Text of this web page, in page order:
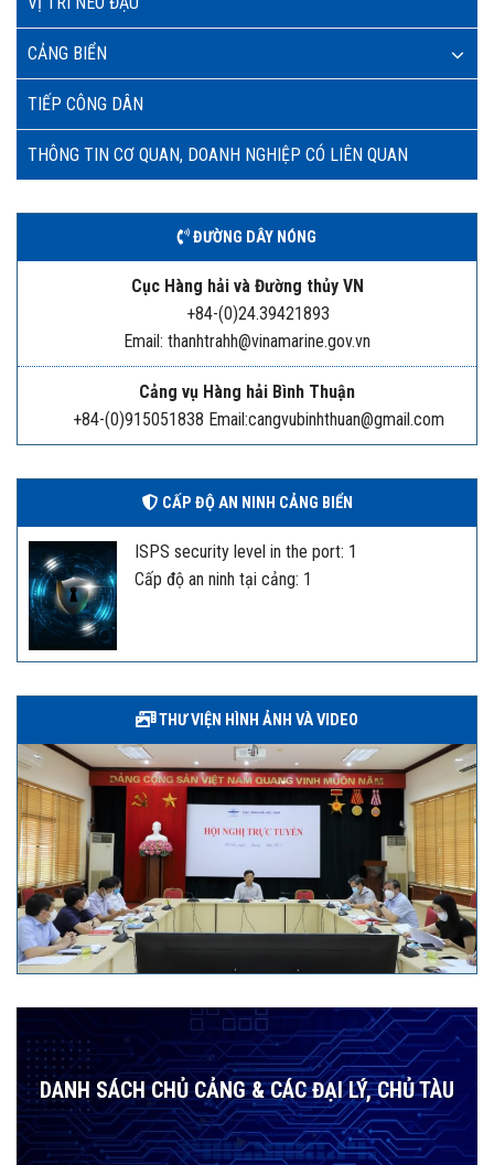
CẢNG BIỂN
TIẾP CÔNG DÂN
THÔNG TIN CƠ QUAN, DOANH NGHIỆP CÓ LIÊN QUAN
ĐƯỜNG DÂY NÓNG
Cục Hàng hải và Đường thủy VN
+84-(0)24.39421893
Email: thanhtrahh@vinamarine.gov.vn
Cảng vụ Hàng hải Bình Thuận
+84-(0)915051838 Email:cangvubinhthuan@gmail.com
CẤP ĐỘ AN NINH CẢNG BIỂN
ISPS security level in the port: 1
Cấp độ an ninh tại cảng: 1
THƯ VIỆN HÌNH ẢNH VÀ VIDEO
DANH SÁCH CHỦ CẢNG & CÁC ĐẠI LÝ, CHỦ TÀU